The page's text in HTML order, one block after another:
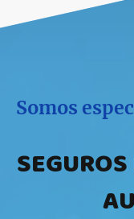
Somos